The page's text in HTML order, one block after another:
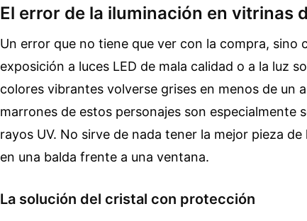
El error de la iluminación en vitrinas
Un error que no tiene que ver con la compra, sino
exposición a luces LED de mala calidad o a la luz
colores vibrantes volverse grises en menos de un
marrones de estos personajes son especialmente
rayos UV. No sirve de nada tener la mejor pieza
en una balda frente a una ventana.
La solución del cristal con protección